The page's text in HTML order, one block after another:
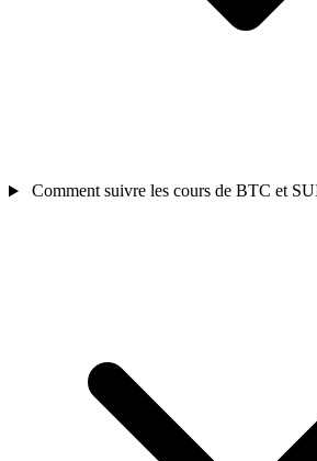
Comment suivre les cours de BTC et